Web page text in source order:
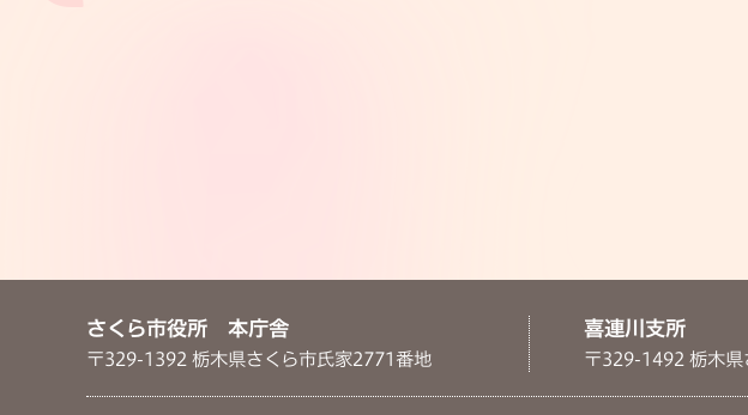
さくら市役所 本庁舎
〒329-1392 栃木県さくら市氏家2771番地
喜連川支所
〒329-1492 栃木県